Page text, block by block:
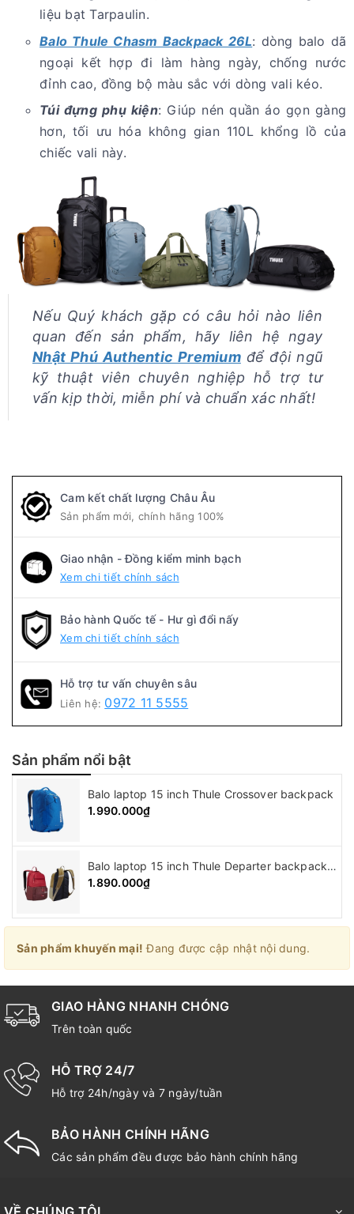
liệu bạt Tarpaulin.
Balo Thule Chasm Backpack 26L: dòng balo dã
ngoại kết hợp đi làm hàng ngày, chống nước
đỉnh cao, đồng bộ màu sắc với dòng vali kéo.
Túi đựng phụ kiện: Giúp nén quần áo gọn gàng
hơn, tối ưu hóa không gian 110L khổng lồ của
chiếc vali này.
Nếu Quý khách gặp có câu hỏi nào liên
quan đến sản phẩm, hãy liên hệ ngay
Nhật Phú Authentic Premiumđể đội ngũ
kỹ thuật viên chuyên nghiệp hỗ trợ tư
vấn kịp thời, miễn phí và chuẩn xác nhất!
Cam kết chất lượng Châu Âu
Sản phẩm mới, chính hãng 100%
Giao nhận - Đồng kiểm minh bạch
Xem chi tiết chính sách
Bảo hành Quốc tế - Hư gì đổi nấy
Xem chi tiết chính sách
Hỗ trợ tư vấn chuyên sâu
Liên hệ: 0972 11 5555
Sản phẩm nổi bật
Balo laptop 15 inch Thule Crossover backpack
1.990.000₫
Balo laptop 15 inch Thule Departer backpack ( 21L )
1.890.000₫
Sản phẩm khuyến mại! Đang được cập nhật nội dung.
GIAO HÀNG NHANH CHÓNG
Trên toàn quốc
HỖ TRỢ 24/7
Hỗ trợ 24h/ngày và 7 ngày/tuần
BẢO HÀNH CHÍNH HÃNG
Các sản phẩm đều được bảo hành chính hãng